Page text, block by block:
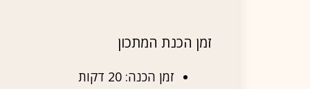
זמן הכנת המתכון
זמן הכנה: 20 דקות